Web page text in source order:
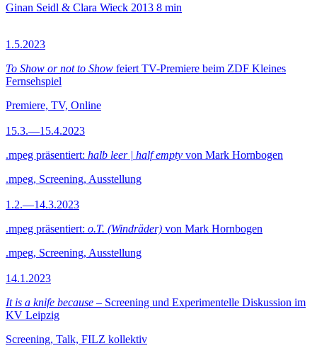
Ginan Seidl & Clara Wieck 2013 8 min
1.5.2023
To Show or not to Show feiert TV-Premiere beim ZDF Kleines
Fernsehspiel
Premiere, TV, Online
15.3.—15.4.2023
.mpeg präsentiert: halb leer | half empty von Mark Hornbogen
.mpeg, Screening, Ausstellung
1.2.—14.3.2023
.mpeg präsentiert: o.T. (Windräder) von Mark Hornbogen
.mpeg, Screening, Ausstellung
14.1.2023
It is a knife because – Screening und Experimentelle Diskussion im
KV Leipzig
Screening, Talk, FILZ kollektiv